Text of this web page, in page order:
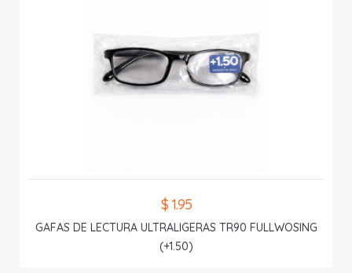
$ 1.95
GAFAS DE LECTURA ULTRALIGERAS TR90 FULLWOSING
(+1.50)